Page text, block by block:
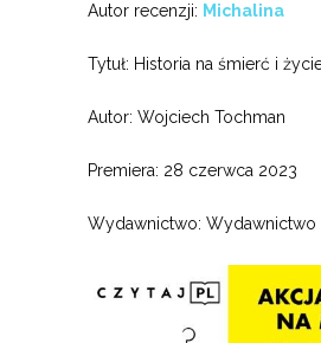
Autor recenzji: Michalina
Tytuł: Historia na śmierć i
Autor: Wojciech Tochman
Premiera: 28 czerwca 2023
Wydawnictwo: Wydawnictwo